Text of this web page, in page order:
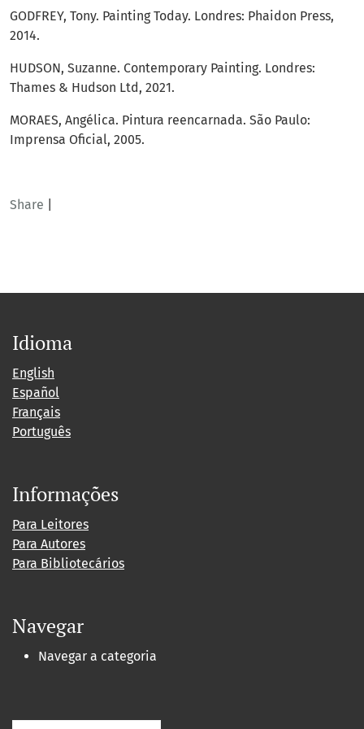
Share
GODFREY, Tony. Painting Today. Londres: Phaidon Press,
2014.
HUDSON, Suzanne. Contemporary Painting. Londres:
Thames & Hudson Ltd, 2021.
MORAES, Angélica. Pintura reencarnada. São Paulo:
Imprensa Oficial, 2005.
Idioma
English
Español
Français
Português
Informações
Para Leitores
Para Autores
Para Bibliotecários
Navegar
Navegar a categoria